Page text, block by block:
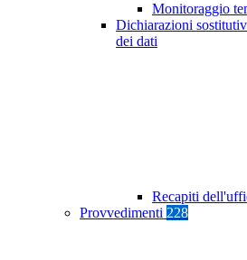
Monitoraggio
Dichiarazioni
dei dati
Recapiti
Provvedimenti 228